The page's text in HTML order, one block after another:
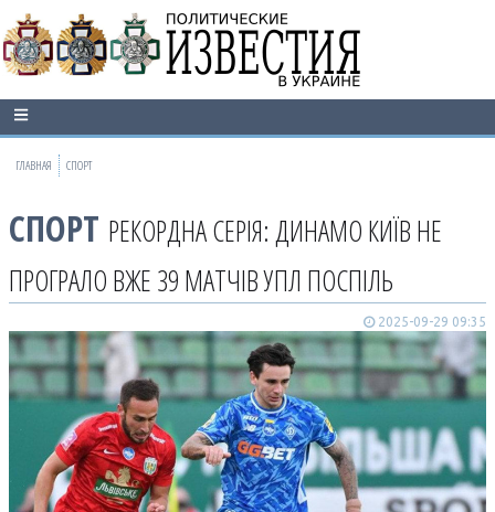
ГЛАВНАЯ СПОРТ
СПОРТ РЕКОРДНА СЕРІЯ: ДИНАМО КИЇВ НЕ
ПРОГРАЛО ВЖЕ 39 МАТЧІВ УПЛ ПОСПІЛЬ
2025-09-29 09:35